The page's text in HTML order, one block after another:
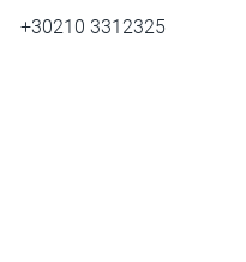
+30210 3312325